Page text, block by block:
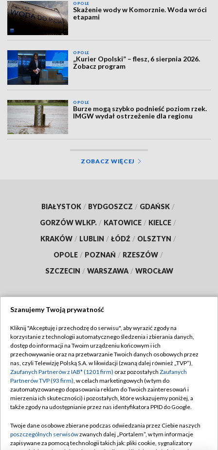
OPOLE
Skażenie wody w Komorznie. Woda wróci
etapami
OPOLE
„Kurier Opolski” – flesz, 6 sierpnia 2026.
Zobacz program
OPOLE
Burze mogą szybko podnieść poziom rzek.
IMGW wydał ostrzeżenie dla regionu
ZOBACZ WIĘCEJ
BIAŁYSTOK / BYDGOSZCZ / GDAŃSK /
GORZÓW WLKP. / KATOWICE / KIELCE /
KRAKÓW / LUBLIN / ŁÓDŹ / OLSZTYN /
OPOLE / POZNAŃ / RZESZÓW /
SZCZECIN / WARSZAWA / WROCŁAW
TVP
Abonament TVP
Emisja w TVP
Centrum informacji TVP
Naziemna Telewizja Cyfrowa
Rada Programowa
Regulamin TVP
Polityka prywatności
Moje zgody
Pomoc
Kontakt
Szanujemy Twoją prywatność
Kliknij "Akceptuję i przechodzę do serwisu", aby wyrazić zgody na
korzystanie z technologii automatycznego śledzenia i zbierania danych,
dostęp do informacji na Twoim urządzeniu końcowym i ich
przechowywanie oraz na przetwarzanie Twoich danych osobowych przez
nas, czyli Telewizję Polską S.A. w likwidacji (zwaną dalej również „TVP”),
Zaufanych Partnerów z IAB* (1201 firm) oraz pozostałych Zaufanych
Partnerów TVP (93 firm), w celach marketingowych (w tym do
zautomatyzowanego dopasowania reklam do Twoich zainteresowań i
mierzenia ich skuteczności) i pozostałych, które wskazujemy poniżej, a
także zgody na udostępnianie przez nas identyfikatora PPID do Google.
Twoje dane osobowe zbierane podczas odwiedzania przez Ciebie naszych
poszczególnych serwisówzwanych dalej „Portalem”, w tym informacje
zapisywane za pomocą technologii takich jak: pliki cookie, sygnalizatory